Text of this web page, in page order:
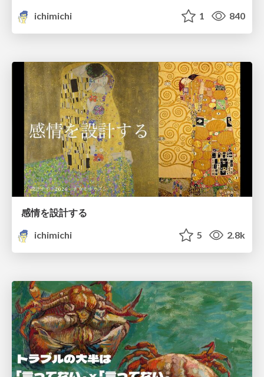
ichimichi
1 840
感情を設計する
ichimichi
5 2.8k